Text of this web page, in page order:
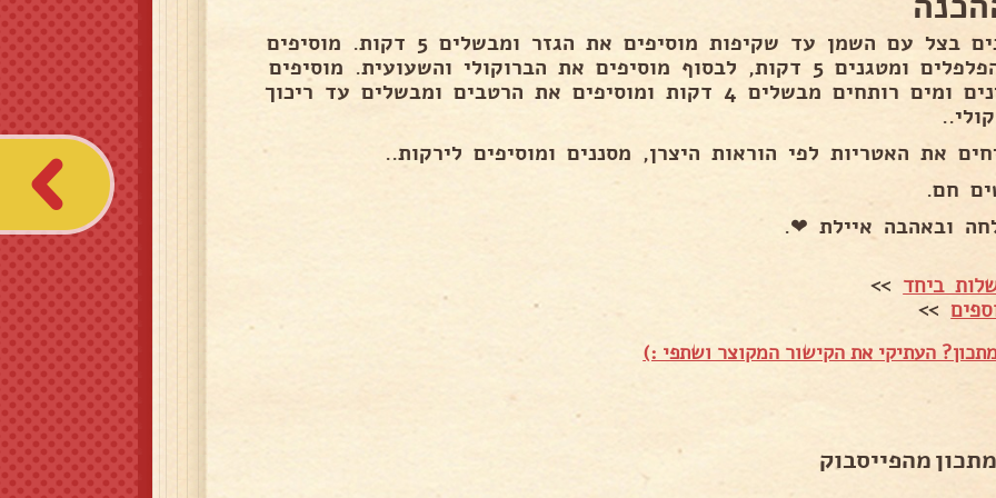
מטגנים בצל עם השמן עד שקיפות מוסיפים את הגזר ומבשלים 5 דקות. מוסיפים
את הפלפלים ומטגנים 5 דקות, לבסוף מוסיפים את הברוקולי והשעועית. מוסיפים
תבלינים ומים רותחים מבשלים 4 דקות ומוסיפים את הרטבים ומבשלים עד ריכוך
את האטריות לפי הוראות היצרן, מסננים ומוסיפים לירקות..
חם.
ובאהבה איילת ❤.
ביחד >>
>>
העתיקי את הקישור המקוצר ושתפי :)
מהפייסבוק